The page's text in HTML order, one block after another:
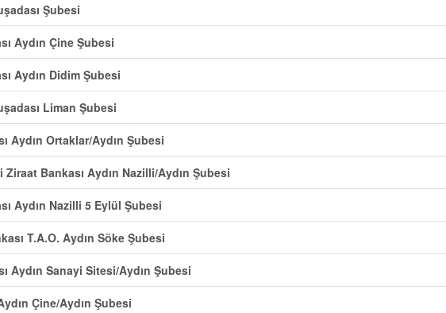
Şubesi
Aydın Çine Şubesi
Aydın Didim Şubesi
Liman Şubesi
Aydın Ortaklar/Aydın Şubesi
Bankası Aydın Nazilli/Aydın Şubesi
Aydın Nazilli 5 Eylül Şubesi
T.A.O. Aydın Söke Şubesi
Aydın Sanayi Sitesi/Aydın Şubesi
Çine/Aydın Şubesi